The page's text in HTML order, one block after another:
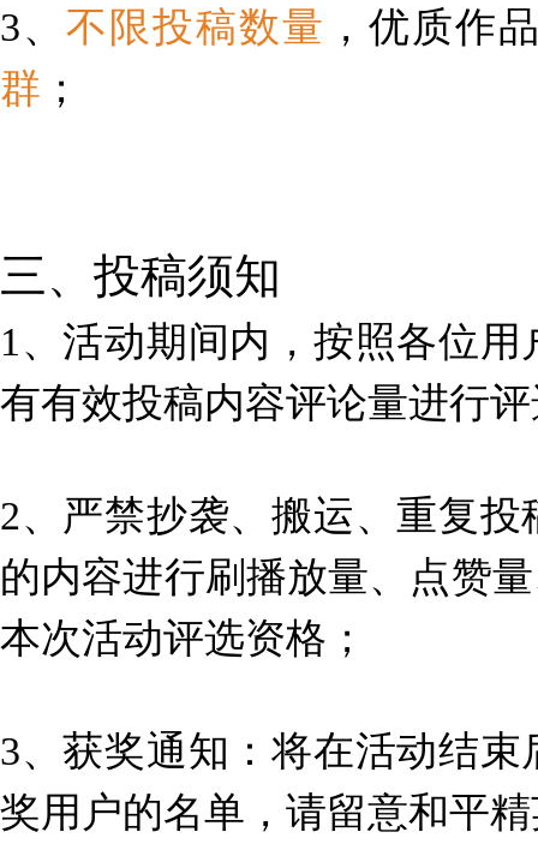
3、 不限投稿数量 ，优质作
群 ；
三、投稿须知
1、活动期间内，按照各位用
有有效投稿内容评论量进行
2、严禁抄袭、搬运、重复
的内容进行刷播放量、点赞
本次活动评选资格；
3、获奖通知：将在活动结
奖用户的名单，请留意和平